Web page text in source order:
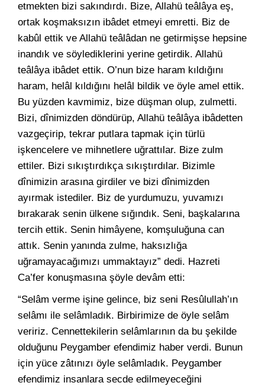
etmekten bizi sakındırdı. Bize, Allahü teâlâya eş,
ortak koşmaksızın ibâdet etmeyi emretti. Biz de
kabûl ettik ve Allahü teâlâdan ne getirmişse hepsine
inandık ve söylediklerini yerine getirdik. Allahü
teâlâya ibâdet ettik. O’nun bize haram kıldığını
haram, helâl kıldığını helâl bildik ve öyle amel ettik.
Bu yüzden kavmimiz, bize düşman olup, zulmetti.
Bizi, dînimizden döndürüp, Allahü teâlâya ibâdetten
vazgeçirip, tekrar putlara tapmak için türlü
işkencelere ve mihnetlere uğrattılar. Bize zulm
ettiler. Bizi sıkıştırdıkça sıkıştırdılar. Bizimle
dînimizin arasına girdiler ve bizi dînimizden
ayırmak istediler. Biz de yurdumuzu, yuvamızı
bırakarak senin ülkene sığındık. Seni, başkalarına
tercih ettik. Senin himâyene, komşuluğuna can
attık. Senin yanında zulme, haksızlığa
uğramayacağımızı ummaktayız” dedi. Hazreti
Ca’fer konuşmasına şöyle devâm etti:
“Selâm verme işine gelince, biz seni Resûlullah’ın
selâmı ile selâmladık. Birbirimize de öyle selâm
veririz. Cennettekilerin selâmlarının da bu şekilde
olduğunu Peygamber efendimiz haber verdi. Bunun
için yüce zâtınızı öyle selâmladık. Peygamber
efendimiz insanlara secde edilmeyeceğini